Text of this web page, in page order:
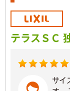
テラスＳＣ
サイ